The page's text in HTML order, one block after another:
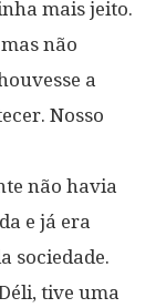
mais jeito.
não
a
Nosso
não havia
e já era
sociedade.
tive uma